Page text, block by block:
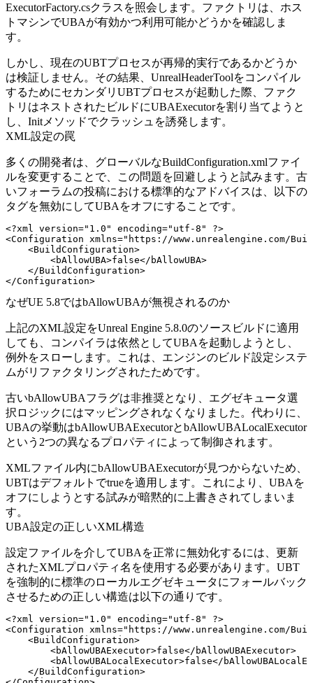
ExecutorFactory.csクラスを照会します。ファクトリは、ホス
トマシンでUBAが有効かつ利用可能かどうかを確認しま
す。
しかし、現在のUBTプロセスが再帰的実行であるかどうか
は検証しません。その結果、 UnrealHeaderToolをコンパイル
するためにセカンダリUBTプロセスが起動した際、ファク
トリはネストされたビルドにUBAExecutorを割り当てようと
し、 Init メソッドでクラッシュを誘発します。
XML設定の罠
多くの開発者は、グローバルなBuildConfiguration.xmlファイ
ルを変更することで、この問題を回避しようと試みます。古
いフォーラムの投稿における標準的なアドバイスは、以下の
タグを無効にしてUBAをオフにすることです。
<?xml version="1.0" encoding="utf-8" ?>
<Configuration xmlns="https://www.unrealengine.com/
    <BuildConfiguration>
        <bAllowUBA>false</bAllowUBA>
    </BuildConfiguration>
なぜUE 5.8ではbAllowUBAが無視されるのか
上記のXML設定をUnreal Engine 5.8.0のソースビルドに適用
しても、コンパイラは依然としてUBAを起動しようとし、
例外をスローします。これは、エンジンのビルド設定システ
ムがリファクタリングされたためです。
古いbAllowUBAフラグは非推奨となり、エグゼキュータ選
択ロジックにはマッピングされなくなりました。代わりに、
UBAの挙動はbAllowUBAExecutorとbAllowUBALocalExecutor
という2つの異なるプロパティによって制御されます。
XMLファイル内にbAllowUBAExecutorが見つからないため、
UBTはデフォルトでtrueを適用します。これにより、UBAを
オフにしようとする試みが暗黙的に上書きされてしまいま
す。
UBA設定の正しいXML構造
設定ファイルを介してUBAを正常に無効化するには、更新
されたXMLプロパティ名を使用する必要があります。UBT
を強制的に標準のローカルエグゼキュータにフォールバック
させるための正しい構造は以下の通りです。
<?xml version="1.0" encoding="utf-8" ?>
<Configuration xmlns="https://www.unrealengine.com/
    <BuildConfiguration>
        <bAllowUBAExecutor>false</bAllowUBAExecutor>
<bAllowUBALocalExecutor>false</
    </BuildConfiguration>